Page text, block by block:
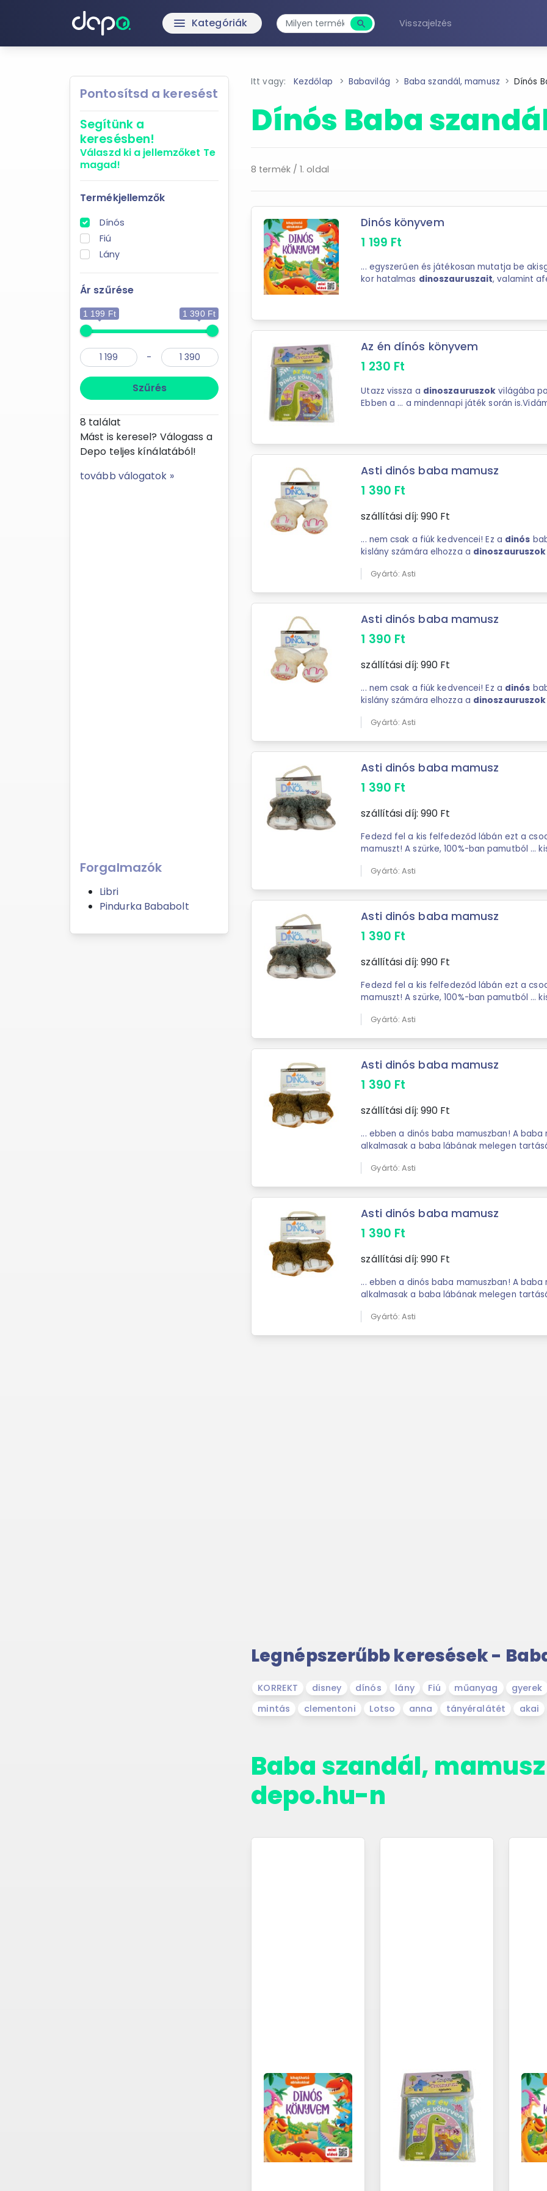
menu Kategóriák search
Keresés
Visszajelzés
Pontosítsd a keresést
Segítünk a
keresésben!
Válaszd ki a jellemzőket Te
magad!
Termékjellemzők
Dínós
Fiú
Lány
Ár szűrése
1 199 Ft 1 390 Ft
-
Szűrés
8 találat
Mást is keresel? Válogass a
Depo teljes kínálatából!
tovább válogatok »
Forgalmazók
Libri
Pindurka Bababolt
Itt vagy: Kezdőlap Babavilág Baba szandál, mamusz Dínós
Dínós Baba
8 termék / 1. oldal
Dinós könyvem
1 199 Ft
... egyszerűen és játékosan mutatja be akisgyermekeknek a régi
kor hatalmas dinoszauruszait, valamint
Az én dínós könyvem
1 230 Ft
Utazz vissza a dinoszauruszok világába
Ebben a ... a mindennapi játék során
Asti dinós baba mamusz
1 390 Ft
szállítási díj: 990 Ft
... nem csak a fiúk kedvencei! Ez a dinós
kislány számára elhozza a dinoszauruszok
Gyártó: Asti
Asti dinós baba mamusz
1 390 Ft
szállítási díj: 990 Ft
... nem csak a fiúk kedvencei! Ez a dinós
kislány számára elhozza a dinoszauruszok
Gyártó: Asti
Asti dinós baba mamusz
1 390 Ft
szállítási díj: 990 Ft
Fedezd fel a kis felfedeződ lábán ezt a
mamuszt! A szürke, 100%-ban pamutból ... kisfiúk számára. A
Gyártó: Asti
Asti dinós baba mamusz
1 390 Ft
szállítási díj: 990 Ft
Fedezd fel a kis felfedeződ lábán ezt a
mamuszt! A szürke, 100%-ban pamutból ... kisfiúk számára. A
Gyártó: Asti
Asti dinós baba mamusz
1 390 Ft
szállítási díj: 990 Ft
... ebben a dinós baba mamuszban! A baba mamuszok kiválóan
alkalmasak a baba lábának melegen
Gyártó: Asti
Asti dinós baba mamusz
1 390 Ft
szállítási díj: 990 Ft
... ebben a dinós baba mamuszban! A baba mamuszok kiválóan
alkalmasak a baba lábának melegen
Gyártó: Asti
Legnépszerűbb keresések -
KORREKT disney dínós lány Fiú műanyag gyerek
mintás
clementoni Lotso anna tányéralátét akai
Baba szandál,
depo.hu-n